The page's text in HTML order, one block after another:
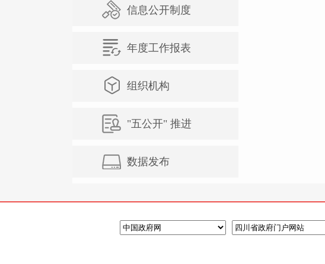
信息公开制度
年度工作报表
组织机构
"五公开" 推进
数据发布